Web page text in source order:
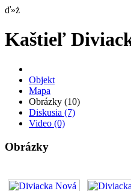
ď»ż
Kaštieľ
Objekt
Mapa
Obrázky (10)
Diskusia (7)
Video (0)
Obrázky